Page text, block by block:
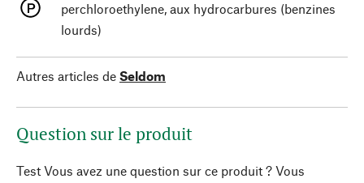
perchloroethylene, aux hydrocarbures (benzines
lourds)
Autres articles de Seldom
Question sur le produit
Test Vous avez une question sur ce produit ? Vous